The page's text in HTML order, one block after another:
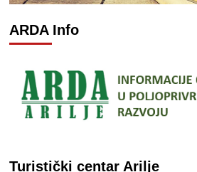
ARDA Info
Turistički centar Arilje